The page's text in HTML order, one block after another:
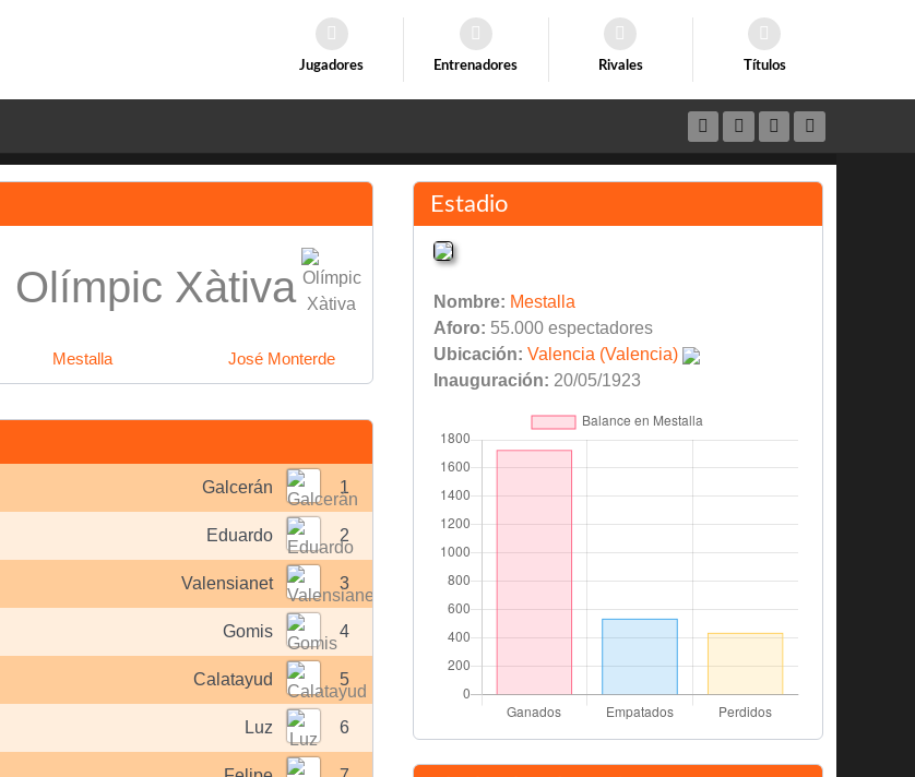
Jugadores Entrenadores Rivales Títulos
Olímpic Xàtiva
Mestalla José Monterde
1
Galcerán
2
Eduardo
3
Valensianet
4
Gomis
5
Calatayud
6
Luz
Estadio
Nombre: Mestalla
Aforo: 55.000 espectadores
Ubicación: Valencia (Valencia)
Inauguración: 20/05/1923